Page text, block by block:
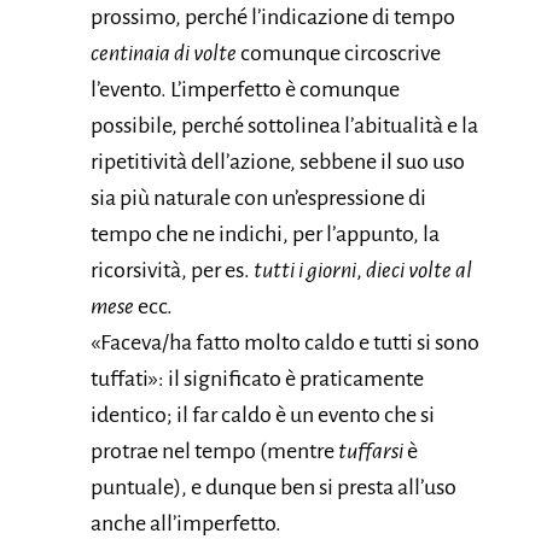
prossimo, perché l’indicazione di tempo
centinaia di volte comunque circoscrive
l’evento. L’imperfetto è comunque
possibile, perché sottolinea l’abitualità e la
ripetitività dell’azione, sebbene il suo uso
sia più naturale con un’espressione di
tempo che ne indichi, per l’appunto, la
ricorsività, per es. tutti i giorni, dieci volte al
mese ecc.
«Faceva/ha fatto molto caldo e tutti si sono
tuffati»: il significato è praticamente
identico; il far caldo è un evento che si
protrae nel tempo (mentre tuffarsiè
puntuale), e dunque ben si presta all’uso
anche all’imperfetto.